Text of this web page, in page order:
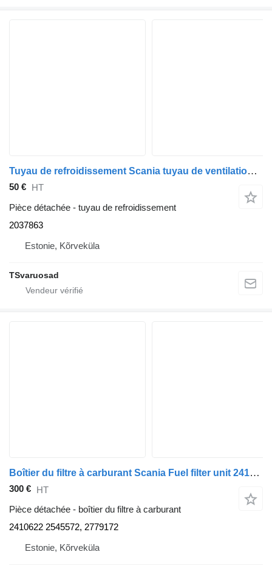
Tuyau de refroidissement Scania tuyau de ventilation du carter 2037863 pour tracteur routier Scania G450
50 €
HT
Pièce détachée - tuyau de refroidissement
2037863
Estonie, Kõrveküla
TSvaruosad
Boîtier du filtre à carburant Scania Fuel filter unit 2410622 pour tracteur routier Scania G450
300 € HT
Pièce détachée - boîtier du filtre à carburant
2410622 2545572, 2779172
Estonie, Kõrveküla